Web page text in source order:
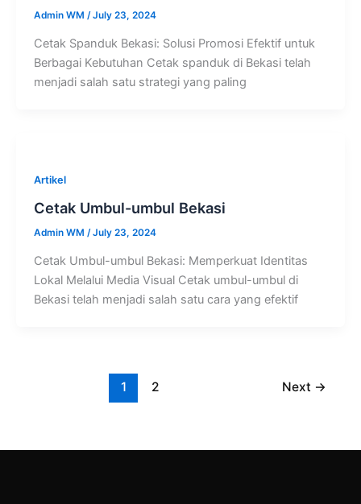
Admin WM /July 23, 2024
Cetak Spanduk Bekasi: Solusi Promosi Efektif untuk
Berbagai Kebutuhan Cetak spanduk di Bekasi telah
menjadi salah satu strategi yang paling
Artikel
Cetak Umbul-umbul Bekasi
Admin WM /July 23, 2024
Cetak Umbul-umbul Bekasi: Memperkuat Identitas
Lokal Melalui Media Visual Cetak umbul-umbul di
Bekasi telah menjadi salah satu cara yang efektif
1 2 Next →